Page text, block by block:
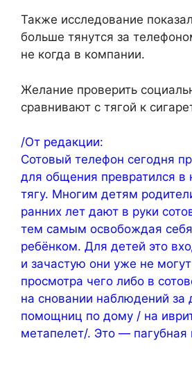
Также исследование
больше тянутся за
не когда в компании.
Желание проверить
сравнивают с тягой к
/От редакции:
Сотовый телефон сегодня
для общения превратился в
тягу. Многим детям
ранних лет дают в руки
тем самым освобождая себя
ребёнком. Для детей это
и зачастую они уже не
просмотра чего либо в
на сновании наблюдений за
помощниц по дому / на
метапелет/. Это — пагубная